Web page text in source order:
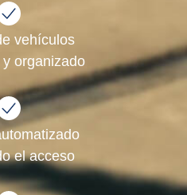
vehículos
organizado
el acceso